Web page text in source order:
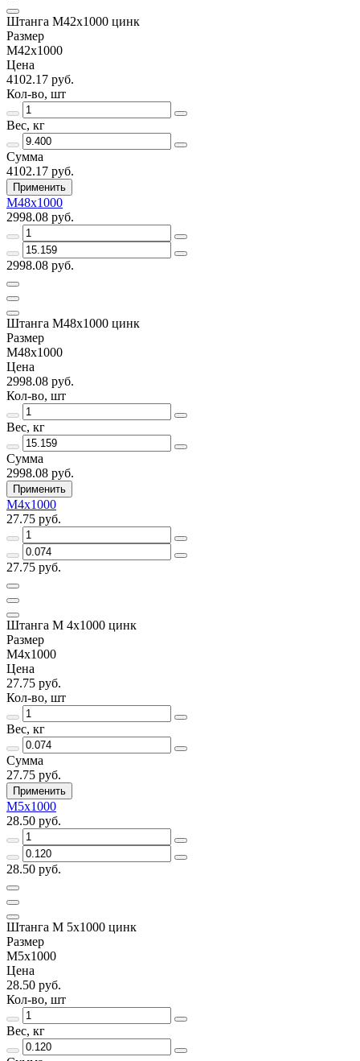
Штанга М42х1000 цинк
Размер
М42х1000
Цена
4102.17 руб.
Кол-во, шт
Вес, кг
Сумма
4102.17 руб.
Применить
М48х1000
2998.08 руб.
2998.08 руб.
Штанга М48х1000 цинк
Размер
М48х1000
Цена
2998.08 руб.
Кол-во, шт
Вес, кг
Сумма
2998.08 руб.
Применить
М4х1000
27.75 руб.
27.75 руб.
Штанга М 4х1000 цинк
Размер
М4х1000
Цена
27.75 руб.
Кол-во, шт
Вес, кг
Сумма
27.75 руб.
Применить
М5х1000
28.50 руб.
28.50 руб.
Штанга М 5х1000 цинк
Размер
М5х1000
Цена
28.50 руб.
Кол-во, шт
Вес, кг